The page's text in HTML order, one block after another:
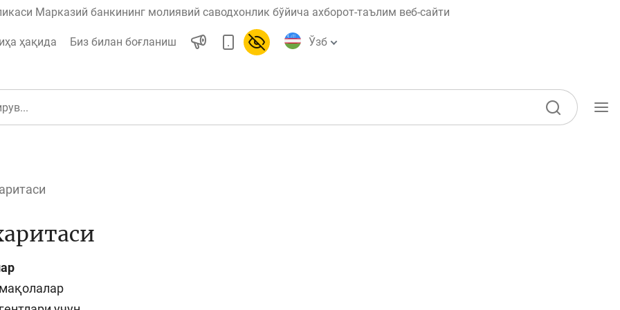
Марказий банкининг молиявий саводхонлик бўйича ахборот-таълим веб-сайти
ҳақида Биз билан боғланиш Ўзб